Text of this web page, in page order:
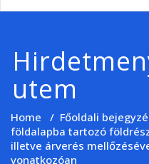
utem
Home / Főoldali
földalapba tartozó
illetve árverés
vonatkozóan